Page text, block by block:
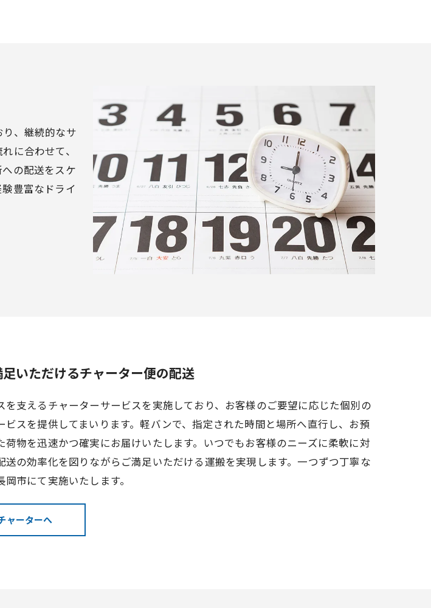
、継続的なサ
に合わせて、
の配送をスケ
豊富なドライ
足いただけるチャーター便の配送
を支えるチャーターサービスを実施しており、お客様のご要望に応じた個別の
ビスを提供してまいります。軽バンで、指定された時間と場所へ直行し、お預
荷物を迅速かつ確実にお届けいたします。いつでもお客様のニーズに柔軟に対
送の効率化を図りながらご満足いただける運搬を実現します。一つずつ丁寧な
岡市にて実施いたします。
ャーターへ